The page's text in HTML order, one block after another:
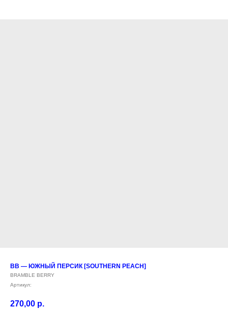
BB — ЮЖНЫЙ ПЕРСИК [SOUTHERN PEACH]
BRAMBLE BERRY
Артикул:
270,00 р.